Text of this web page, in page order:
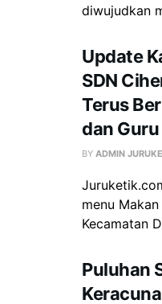
diwujudkan
Update
SDN
Terus
dan Guru
BY ADMIN
menu
Kecamatan
Puluhan